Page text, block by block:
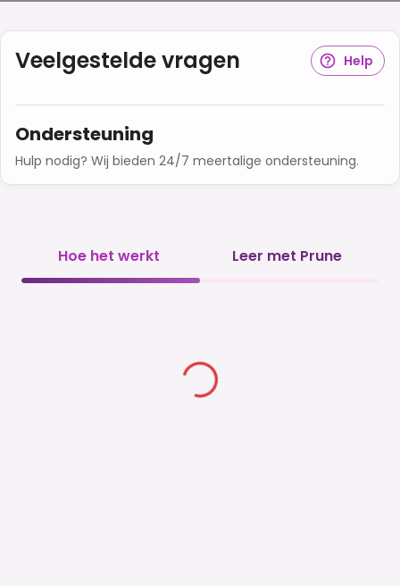
Veelgestelde vragen Help
Ondersteuning
Hulp nodig? Wij bieden 24/7 meertalige ondersteuning.
Hoe het werkt Leer met Prune